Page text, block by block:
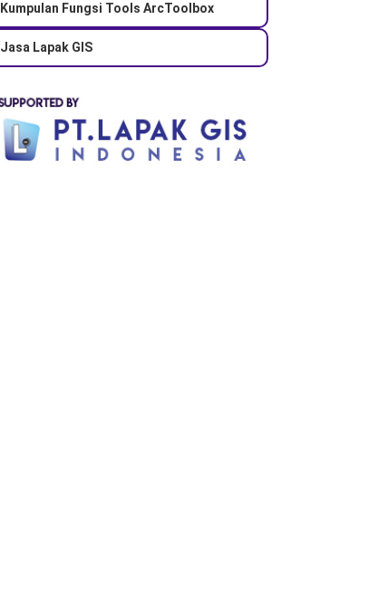
Kumpulan Fungsi Tools ArcToolbox
Jasa Lapak GIS